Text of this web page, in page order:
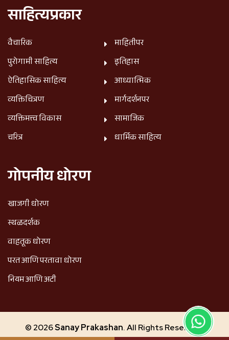
साहित्यप्रकार
वैचारिक
पुरोगामी साहित्य
ऐतिहासिक साहित्य
व्यक्तिचित्रण
व्यक्तिमत्त्व विकास
चरित्र
माहितीपर
इतिहास
आध्यात्मिक
मार्गदर्शनपर
सामाजिक
धार्मिक साहित्य
गोपनीय धोरण
खाजगी धोरण
स्थळदर्शक
वाहतूक धोरण
परत आणि परतावा धोरण
नियम आणि अटी
© 2026Sanay Prakashan. All Rights Reserved.